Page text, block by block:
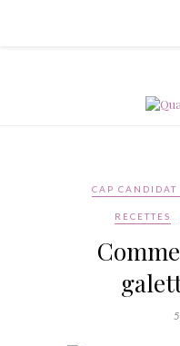
CAP CANDIDAT
RECETTES